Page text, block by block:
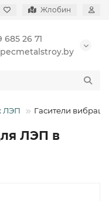
Жлобин
685 26 71
ЛЭП Гасители
ЛЭП в